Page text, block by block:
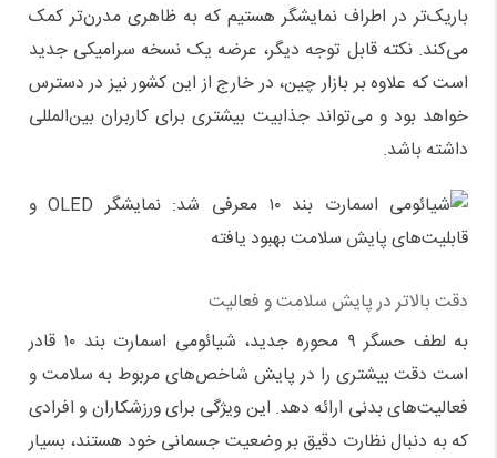
باریک‌تر در اطراف نمایشگر هستیم که به ظاهری مدرن‌تر کمک
می‌کند. نکته قابل توجه دیگر، عرضه یک نسخه سرامیکی جدید
است که علاوه بر بازار چین، در خارج از این کشور نیز در دسترس
خواهد بود و می‌تواند جذابیت بیشتری برای کاربران بین‌المللی
داشته باشد.
دقت بالاتر در پایش سلامت و فعالیت
به لطف حسگر ۹ محوره جدید، شیائومی اسمارت بند ۱۰ قادر
است دقت بیشتری را در پایش شاخص‌های مربوط به سلامت و
فعالیت‌های بدنی ارائه دهد. این ویژگی برای ورزشکاران و افرادی
که به دنبال نظارت دقیق بر وضعیت جسمانی خود هستند، بسیار